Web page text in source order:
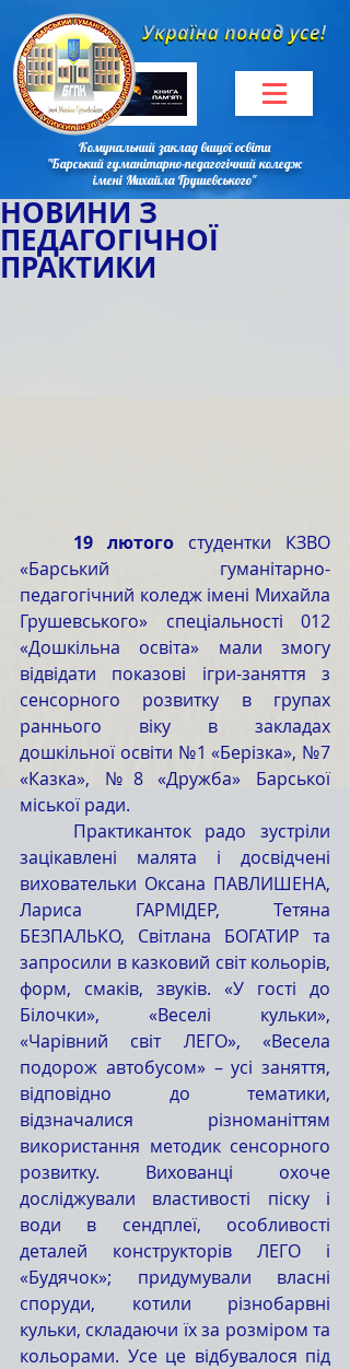
Комунальний заклад вищої освіти
"Барський гуманітарно-педагогічний коледж
імені Михайла Грушевського"
НОВИНИ З
ПЕДАГОГІЧНОЇ
ПРАКТИКИ
	19 лютого
студентки КЗВО
«Барський гуманітарно-
педагогічний коледж імені Михайла
Грушевського» спеціальності 012
«Дошкільна освіта» мали змогу
відвідати показові ігри-заняття з
сенсорного розвитку в групах
раннього віку в закладах
дошкільної освіти №1 «Берізка», №7
«Казка», №8 «Дружба» Барської
міської ради.
зацікавлені малята і досвідчені
виховательки Оксана ПАВЛИШЕНА,
Лариса ГАРМІДЕР, Тетяна
БЕЗПАЛЬКО, Світлана БОГАТИР та
запросили в казковий світ кольорів,
форм, смаків, звуків. «У гості до
Білочки», «Веселі кульки»,
«Чарівний світ ЛЕГО», «Весела
подорож автобусом» – усі заняття,
відповідно до тематики,
відзначалися різноманіттям
використання методик сенсорного
розвитку. Вихованці охоче
досліджували властивості піску і
води в сендплеї, особливості
деталей конструкторів ЛЕГО і
«Будячок»; придумували власні
споруди, котили різнобарвні
кульки, складаючи їх за розміром та
кольорами. Усе це відбувалося під